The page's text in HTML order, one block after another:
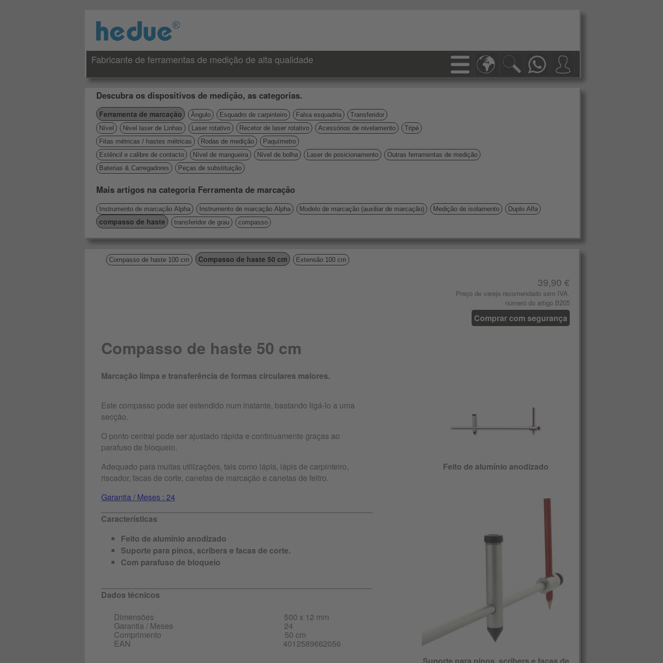
Fabricante de ferramentas de medição de alta qualidade
Descubra os dispositivos de medição, as categorias.
Ferramenta de marcação Ângulo Esquadro de carpinteiro Falsa esquadria
Transferidor
Nível
Nivel laser de Linhas Laser rotativo Recetor de laser rotativo Acessórios de nivelamento
Tripé
Fitas métricas / hastes métricas
Rodas de medição
Paquímetro
Estêncil e calibre de contacto
Nível de mangueira Nível de bolha Laser de posicionamento
Outras ferramentas de medição
Baterias & Carregadores
Peças de substituição
Mais artigos na categoria Ferramenta de marcação
Instrumento de marcação Alpha Instrumento de marcação Alpha Modelo de marcação (auxiliar de marcação) Medição de isolamento Duplo Alfa
compasso de haste transferidor de grau compasso
Compasso de haste 100 cm Compasso de haste 50 cm Extensão 100 cm
39,90 €
Preço de varejo recomendado sem IVA.
número do artigo B205
Comprar com segurança
Compasso de haste 50 cm
Marcação limpa e transferência de formas circulares maiores.
Este compasso pode ser estendido num instante, bastando ligá-lo a uma
secção.
O ponto central pode ser ajustado rápida e continuamente graças ao
parafuso de bloqueio.
Adequado para muitas utilizações, tais como lápis, lápis de carpinteiro,
riscador, facas de corte, canetas de marcação e canetas de feltro.
Garantia / Meses : 24
Características
Feito de alumínio anodizado
Suporte para pinos, scribers e facas de corte.
Com parafuso de bloqueio
Dados técnicos
Dimensões
500 x 12 mm
Garantia / Meses 24
Comprimento 50 cm
EAN 4012589662056
Feito de alumínio anodizado